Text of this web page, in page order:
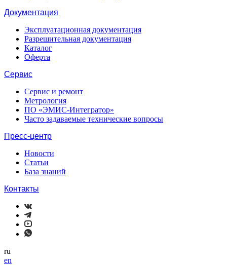
Документация
Эксплуатационная документация
Разрешительная документация
Каталог
Оферта
Сервис
Сервис и ремонт
Метрология
ПО «ЭМИС-Интегратор»
Часто задаваемые технические вопросы
Пресс-центр
Новости
Статьи
База знаний
Контакты
ru
en